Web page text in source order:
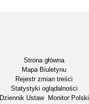
Strona główna
Mapa Biuletynu
Rejestr zmian treści
Statystyki oglądalności
Dziennik Ustaw
Monitor Polski